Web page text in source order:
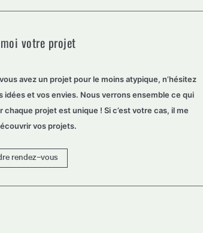
votre projet
avez un projet pour le moins atypique, n’hésitez
et vos envies. Nous verrons ensemble ce qui
chaque projet est unique ! Si c’est votre cas, il me
vos projets.
rendez-vous